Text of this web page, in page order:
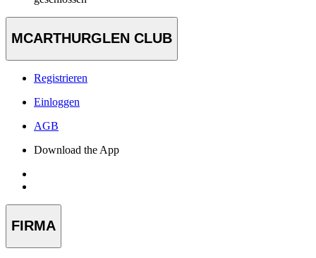
MCARTHURGLEN CLUB
Registrieren
Einloggen
AGB
Download the App
FIRMA